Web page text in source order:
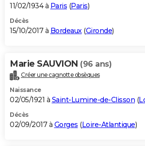
11/02/1934 à Paris (Paris)
Décès
15/10/2017 à Bordeaux(Gironde)
Marie SAUVION (96 ans)
Créer une cagnotte obsèques
Naissance
02/05/1921 à Saint-Lumine-de-Clisson (
Décès
02/09/2017 à Gorges (Loire-Atlantique)